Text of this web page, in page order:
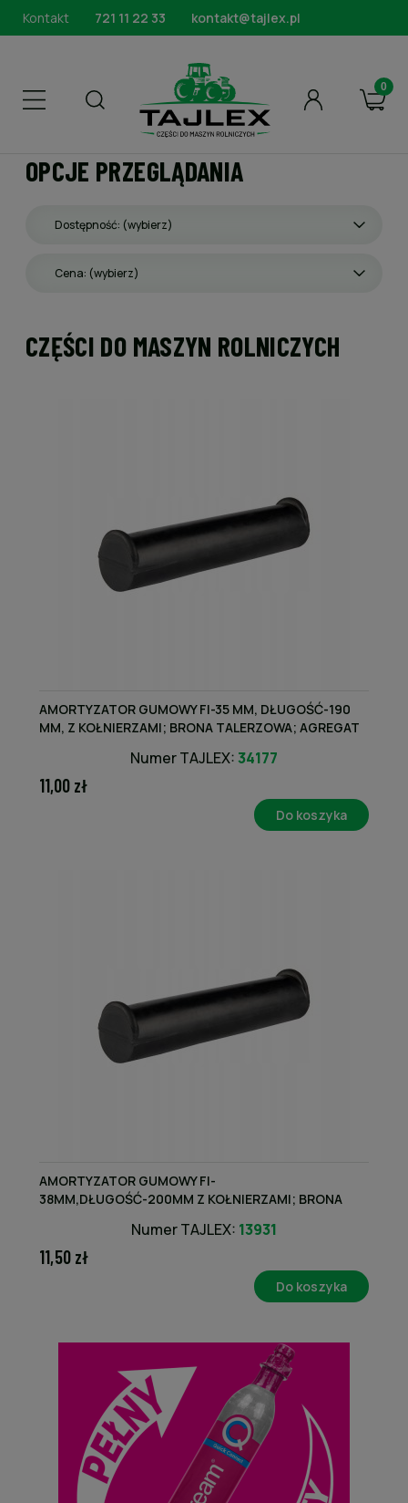
Kontakt 721 11 22 33 kontakt@tajlex.pl
OPCJE PRZEGLĄDANIA
Dostępność: (wybierz)
Cena: (wybierz)
CZĘŚCI DO MASZYN ROLNICZYCH
AMORTYZATOR GUMOWY FI-35 MM, DŁUGOŚĆ-190
MM, Z KOŁNIERZAMI; BRONA TALERZOWA; AGREGAT
Numer TAJLEX:34177
11,00 zł
Do koszyka
AMORTYZATOR GUMOWY FI-
38MM,DŁUGOŚĆ-200MM Z KOŁNIERZAMI; BRONA
Numer TAJLEX: 13931
11,50 zł
Do koszyka